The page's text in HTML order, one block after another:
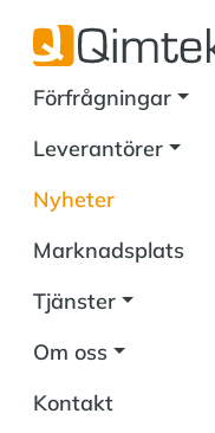
Förfrågningar
Leverantörer
Nyheter
Marknadsplats
Tjänster
Om oss
Kontakt